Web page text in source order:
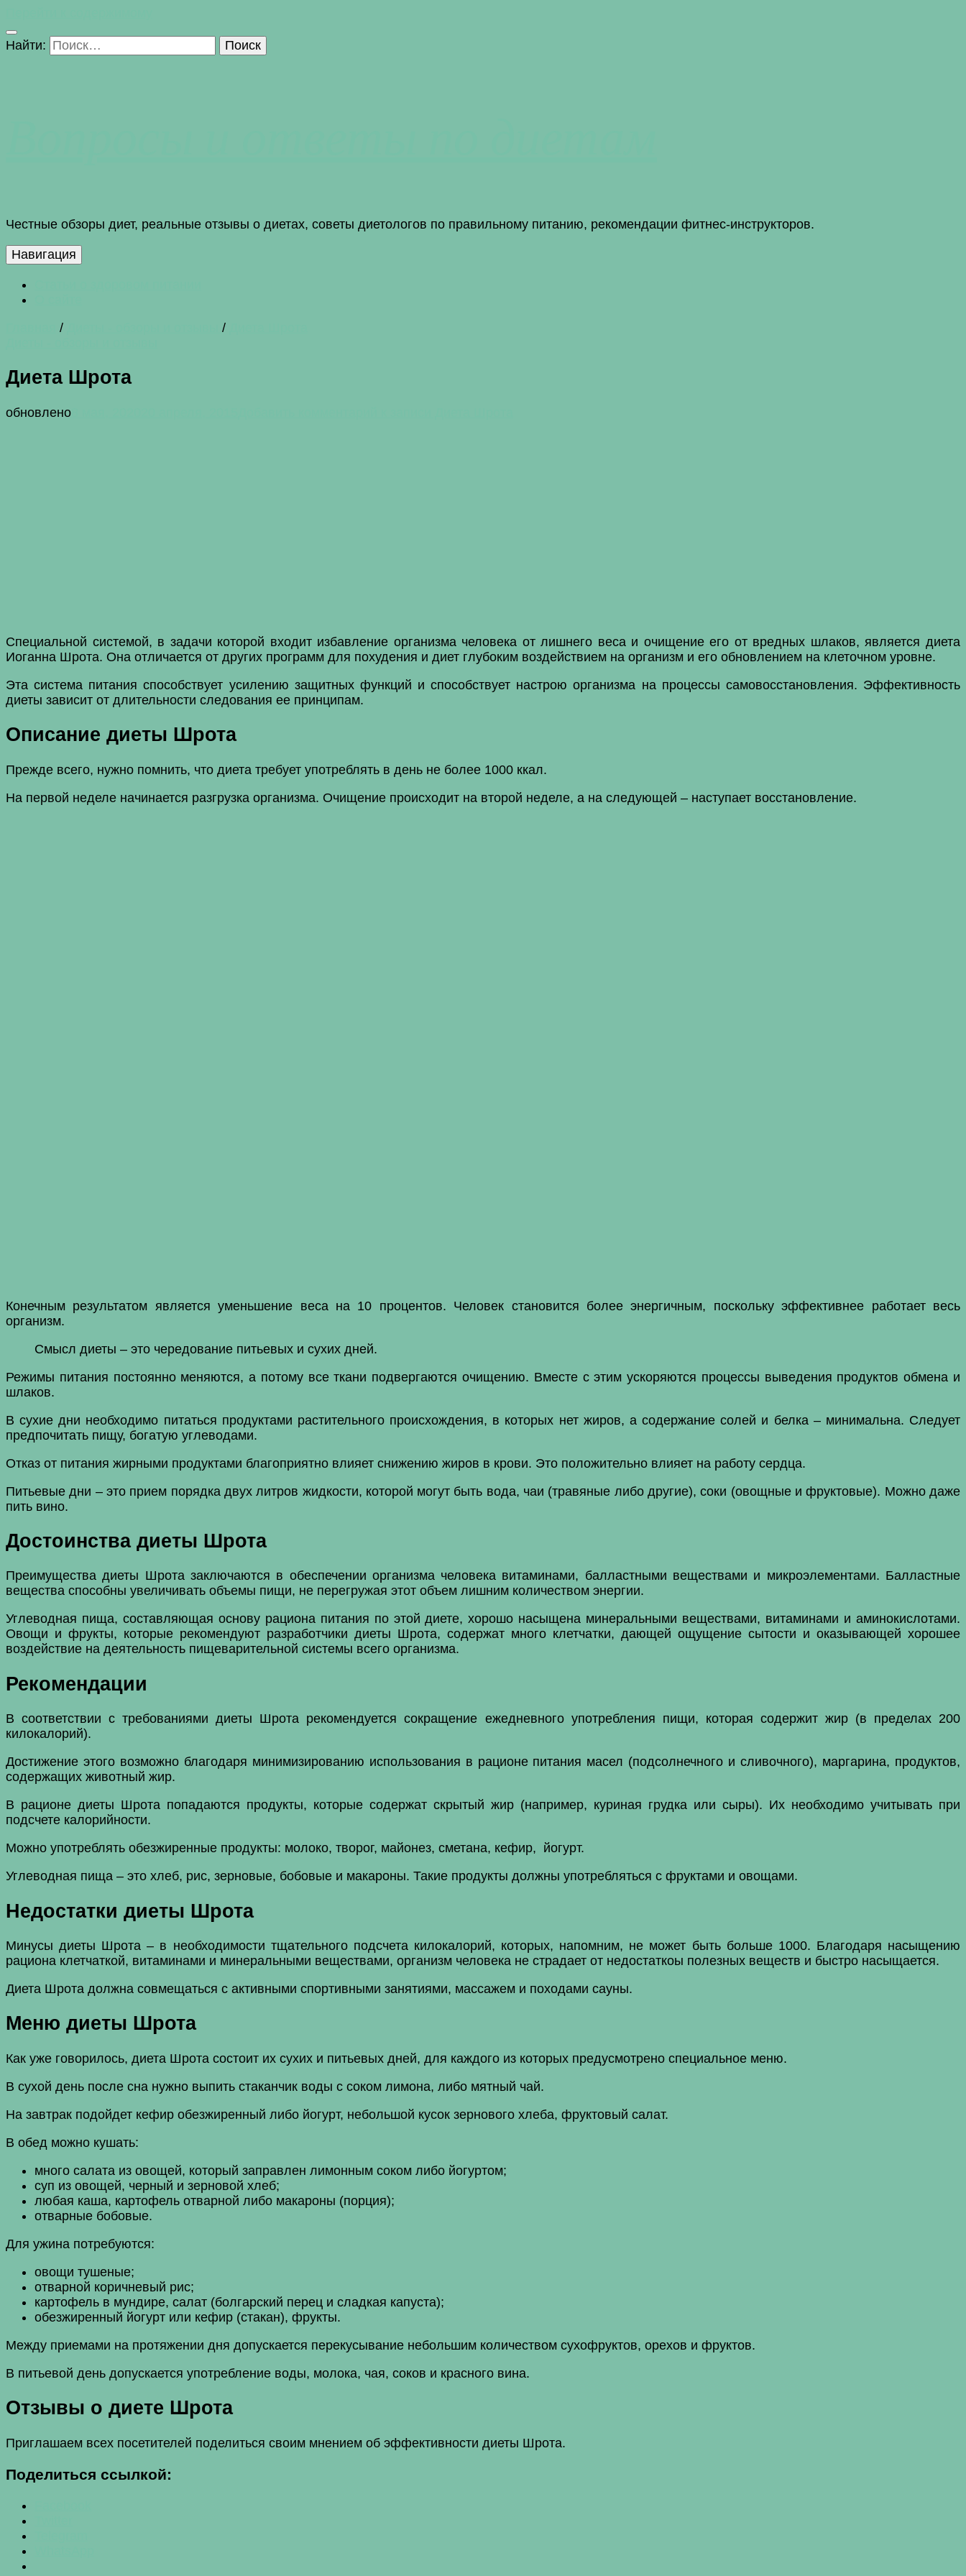
Найти:
Честные обзоры диет, реальные отзывы о диетах, советы диетологов по правильному питанию, рекомендации фитнес-инструкторов.
Навигация
/ /
Диета Шрота
обновлено
Специальной системой, в задачи которой входит избавление организма человека от лишнего веса и очищение его от вредных шлаков, является диета
Иоганна Шрота. Она отличается от других программ для похудения и диет глубоким воздействием на организм и его обновлением на клеточном уровне.
Эта система питания способствует усилению защитных функций и способствует настрою организма на процессы самовосстановления. Эффективность
диеты зависит от длительности следования ее принципам.
Описание диеты Шрота
Прежде всего, нужно помнить, что диета требует употреблять в день не более 1000 ккал.
На первой неделе начинается разгрузка организма. Очищение происходит на второй неделе, а на следующей – наступает восстановление.
Конечным результатом является уменьшение веса на 10 процентов. Человек становится более энергичным, поскольку эффективнее работает весь
организм.
Смысл диеты – это чередование питьевых и сухих дней.
Режимы питания постоянно меняются, а потому все ткани подвергаются очищению. Вместе с этим ускоряются процессы выведения продуктов обмена и
шлаков.
В сухие дни необходимо питаться продуктами растительного происхождения, в которых нет жиров, а содержание солей и белка – минимальна. Следует
предпочитать пищу, богатую углеводами.
Отказ от питания жирными продуктами благоприятно влияет снижению жиров в крови. Это положительно влияет на работу сердца.
Питьевые дни – это прием порядка двух литров жидкости, которой могут быть вода, чаи (травяные либо другие), соки (овощные и фруктовые). Можно даже
пить вино.
Достоинства диеты Шрота
Преимущества диеты Шрота заключаются в обеспечении организма человека витаминами, балластными веществами и микроэлементами. Балластные
вещества способны увеличивать объемы пищи, не перегружая этот объем лишним количеством энергии.
Углеводная пища, составляющая основу рациона питания по этой диете, хорошо насыщена минеральными веществами, витаминами и аминокислотами.
Овощи и фрукты, которые рекомендуют разработчики диеты Шрота, содержат много клетчатки, дающей ощущение сытости и оказывающей хорошее
воздействие на деятельность пищеварительной системы всего организма.
Рекомендации
В соответствии с требованиями диеты Шрота рекомендуется сокращение ежедневного употребления пищи, которая содержит жир (в пределах 200
килокалорий).
Достижение этого возможно благодаря минимизированию использования в рационе питания масел (подсолнечного и сливочного), маргарина, продуктов,
содержащих животный жир.
В рационе диеты Шрота попадаются продукты, которые содержат скрытый жир (например, куриная грудка или сыры). Их необходимо учитывать при
подсчете калорийности.
Можно употреблять обезжиренные продукты: молоко, творог, майонез, сметана, кефир, йогурт.
Углеводная пища – это хлеб, рис, зерновые, бобовые и макароны. Такие продукты должны употребляться с фруктами и овощами.
Недостатки диеты Шрота
Минусы диеты Шрота – в необходимости тщательного подсчета килокалорий, которых, напомним, не может быть больше 1000. Благодаря насыщению
рациона клетчаткой, витаминами и минеральными веществами, организм человека не страдает от недостаткоы полезных веществ и быстро насыщается.
Диета Шрота должна совмещаться с активными спортивными занятиями, массажем и походами сауны.
Меню диеты Шрота
Как уже говорилось, диета Шрота состоит их сухих и питьевых дней, для каждого из которых предусмотрено специальное меню.
В сухой день после сна нужно выпить стаканчик воды с соком лимона, либо мятный чай.
На завтрак подойдет кефир обезжиренный либо йогурт, небольшой кусок зернового хлеба, фруктовый салат.
В обед можно кушать:
много салата из овощей, который заправлен лимонным соком либо йогуртом;
суп из овощей, черный и зерновой хлеб;
любая каша, картофель отварной либо макароны (порция);
отварные бобовые.
Для ужина потребуются:
овощи тушеные;
отварной коричневый рис;
картофель в мундире, салат (болгарский перец и сладкая капуста);
обезжиренный йогурт или кефир (стакан), фрукты.
Между приемами на протяжении дня допускается перекусывание небольшим количеством сухофруктов, орехов и фруктов.
В питьевой день допускается употребление воды, молока, чая, соков и красного вина.
Отзывы о диете Шрота
Приглашаем всех посетителей поделиться своим мнением об эффективности диеты Шрота.
Поделиться ссылкой: